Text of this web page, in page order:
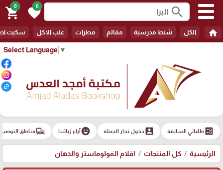
Select Language ▼
search
0
favorite
0
shopping_cart
home الكل شنط مدرسية مقالم مطرات علب الاكل سكيت
ballotطلباتي السابقة account_boxدخول تجار الجملة emoji_emotionsآراء زبائننا commuteمناطق
الرئيسية كل المنتجات اقلام الفولوماستر والدهان